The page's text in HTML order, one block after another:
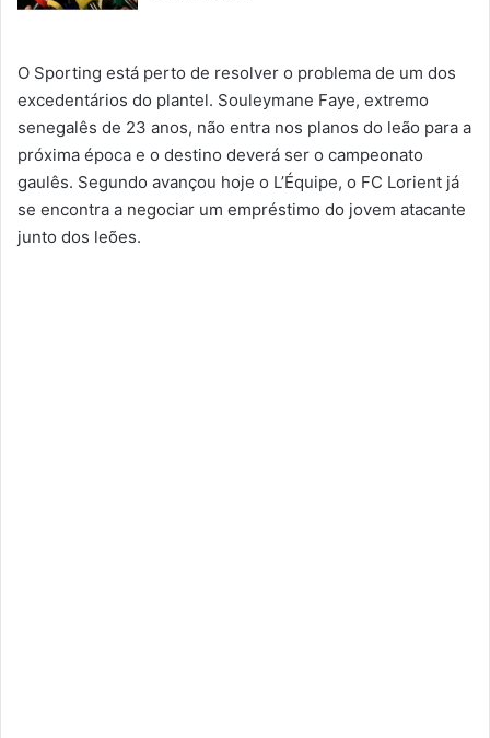
O Sporting está perto de resolver o problema de um dos
excedentários do plantel. Souleymane Faye, extremo
senegalês de 23 anos, não entra nos planos do leão para a
próxima época e o destino deverá ser o campeonato
gaulês. Segundo avançou hoje o L’Équipe, o FC Lorient já
se encontra a negociar um empréstimo do jovem atacante
junto dos leões.